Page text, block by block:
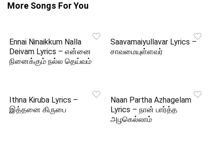
More Songs For You
Ennai Ninaikkum Nalla
Deivam Lyrics – என்னை
நினைக்கும் நல்ல தெய்வம்
Saavamaiyullavar Lyrics –
சாவமையுள்ளவர்
Ithna Kiruba Lyrics –
இத்தனை கிருபை
Naan Partha Azhagelam
Lyrics – நான் பார்த்த
அழகெல்லாம்